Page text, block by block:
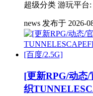
超级分类 游玩平台
news 发布于 2026-
[更新RPG/动态
织